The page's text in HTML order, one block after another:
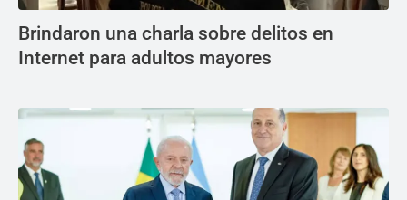
Brindaron una charla sobre delitos en
Internet para adultos mayores